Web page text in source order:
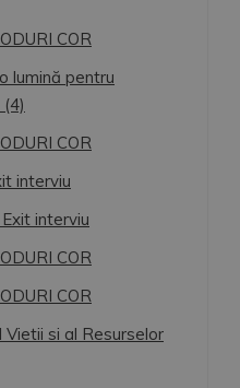
COR
lumină pentru
COR
interviu
interviu
COR
COR
Vietii si al Resurselor